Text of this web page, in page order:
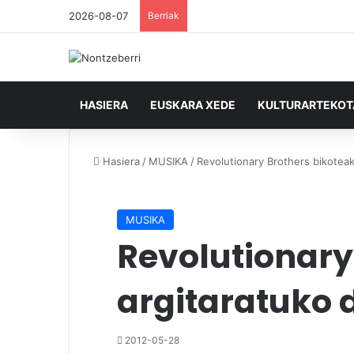
2026-08-07 Berriak
HASIERA EUSKARA XEDE
Hasiera / MUSIKA / Revolutionary Brothers
MUSIKA
argitaratuko
2012-05-28